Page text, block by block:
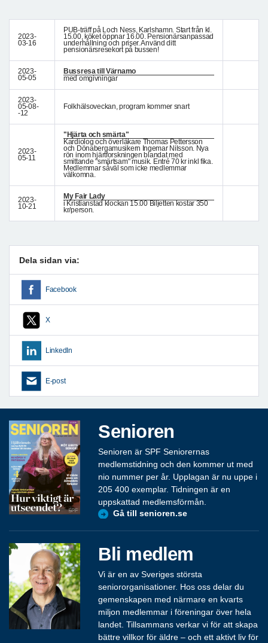
2023-
03-16
PUB-träff på Loch Ness, Karlshamn. Start från kl.
15.00, köket öppnar 16.00. Pensionärsanpassad
underhållning och priser. Använd ditt
pensionärsresekort på bussen!
2023-
05-05
Bussresa till Värnamo
med omgivningar
2023-
05-08-
-12
Folkhälsoveckan, program kommer snart
2023-
05-11
"Hjärta och smärta"
Kardiolog och överläkare Thomas Pettersson
och Dönabergamusikern Ingemar Nilsson. Nya
rön inom hjärtforskningen blandat med
smittande "smärtsam" musik. Entré 70 kr inkl fika.
Medlemmar såväl som icke medlemmar
välkomna.
2023-
10-21
My Fair Lady
i Kristianstad klockan 15.00 Biljetten kostar 350
kr/person.
Dela sidan via:
Facebook
X
LinkedIn
E-post
Senioren
Senioren är SPF Seniorernas
medlemstidning och den kommer ut med
nio nummer per år. Upplagan är nu uppe i
205 400 exemplar. Tidningen är en
uppskattad medlemsförmån.
Gå till senioren.se
Bli medlem
Vi är en av Sveriges största
seniororganisationer. Hos oss delar du
gemenskapen med närmare en kvarts
miljon medlemmar i föreningar över hela
landet. Tillsammans verkar vi för att skapa
bättre villkor för äldre – och ett aktivt liv för